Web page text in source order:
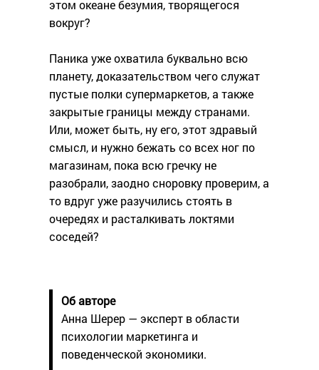
этом океане безумия, творящегося
вокруг?
Паника уже охватила буквально всю
планету, доказательством чего служат
пустые полки супермаркетов, а также
закрытые границы между странами.
Или, может быть, ну его, этот здравый
смысл, и нужно бежать со всех ног по
магазинам, пока всю гречку не
разобрали, заодно сноровку проверим, а
то вдруг уже разучились стоять в
очередях и расталкивать локтями
соседей?
Об авторе
Анна Шерер — эксперт в области
психологии маркетинга и
поведенческой экономики.